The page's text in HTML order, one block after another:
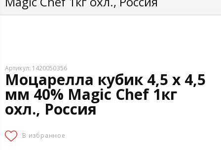
Артикул: 1420050356
Моцарелла кубик 4,5 х 4,5
мм 40% Magic Chef 1кг
охл., Россия
В избранное